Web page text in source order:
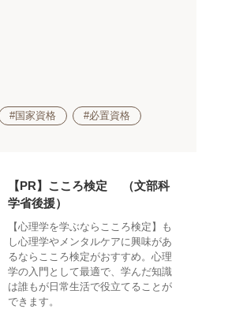
#国家資格 #必置資格
【PR】こころ検定®（文部科
学省後援）
【心理学を学ぶならこころ検定】も
し心理学やメンタルケアに興味があ
るならこころ検定がおすすめ。心理
学の入門として最適で、学んだ知識
は誰もが日常生活で役立てることが
できます。